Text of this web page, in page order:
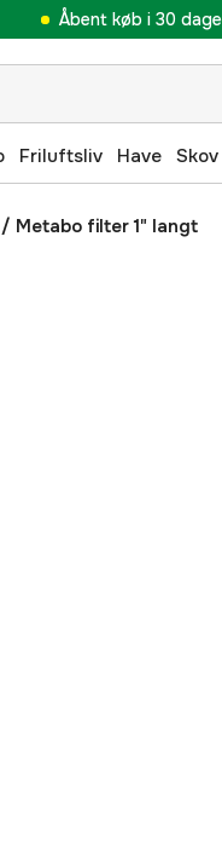
Åbent køb i 30 dage
Friluftsliv Have Skov
/ Metabo filter 1" langt